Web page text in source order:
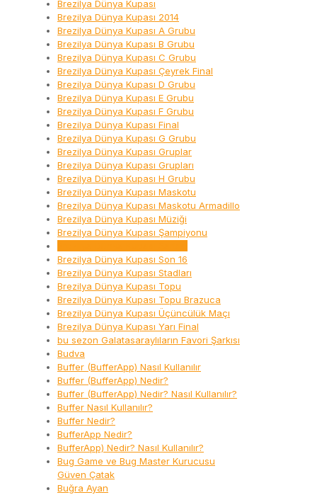
Brezilya Dünya Kupası
Brezilya Dünya Kupası 2014
Brezilya Dünya Kupası A Grubu
Brezilya Dünya Kupası B Grubu
Brezilya Dünya Kupası C Grubu
Brezilya Dünya Kupası Çeyrek Final
Brezilya Dünya Kupası D Grubu
Brezilya Dünya Kupası E Grubu
Brezilya Dünya Kupası F Grubu
Brezilya Dünya Kupası Final
Brezilya Dünya Kupası G Grubu
Brezilya Dünya Kupası Gruplar
Brezilya Dünya Kupası Grupları
Brezilya Dünya Kupası H Grubu
Brezilya Dünya Kupası Maskotu
Brezilya Dünya Kupası Maskotu Armadillo
Brezilya Dünya Kupası Müziği
Brezilya Dünya Kupası Şampiyonu
Brezilya Dünya Kupası Son 16
Brezilya Dünya Kupası Stadları
Brezilya Dünya Kupası Topu
Brezilya Dünya Kupası Topu Brazuca
Brezilya Dünya Kupası Üçüncülük Maçı
Brezilya Dünya Kupası Yarı Final
bu sezon Galatasaraylıların Favori Şarkısı
Budva
Buffer (BufferApp) Nasıl Kullanılır
Buffer (BufferApp) Nedir?
Buffer (BufferApp) Nedir? Nasıl Kullanılır?
Buffer Nasıl Kullanılır?
Buffer Nedir?
BufferApp Nedir?
BufferApp) Nedir? Nasıl Kullanılır?
Bug Game ve Bug Master Kurucusu
Güven Çatak
Buğra Ayan